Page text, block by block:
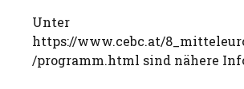
Unter
https://www.cebc.at/
/programm.html sind nähere